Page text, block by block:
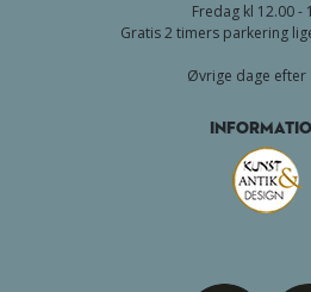
Fredag kl 12.00 -
Gratis 2 timers parkering
Øvrige dage efter